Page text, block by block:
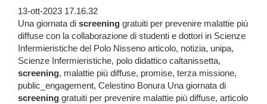
13-ott-2023 17.16.32
Una giornata di screening gratuiti per prevenire malattie più
diffuse con la collaborazione di studenti e dottori in Scienze
Infermieristiche del Polo Nisseno articolo, notizia, unipa,
Scienze Infermieristiche, polo didattico caltanissetta,
screening, malattie più diffuse, promise, terza missione,
public_engagement, Celestino Bonura Una giornata di
screening gratuiti per prevenire malattie più diffuse, articolo